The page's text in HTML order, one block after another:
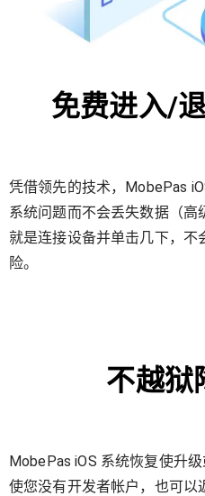
免费进入/
凭借领先的技术，MobePas
系统问题而不会丢失数据（
就是连接设备并单击几下，
险。
不越狱
MobePas iOS 系统恢复使升
使您没有开发者帐户，也可以